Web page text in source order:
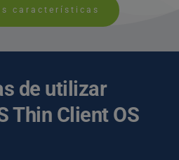
características
Thin Client OS